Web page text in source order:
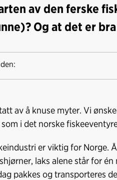
av den ferske
Og at det er
av å knuse myter. Vi
i det norske
er viktig for Norge.
laks alene står for
pakkes og transporteres